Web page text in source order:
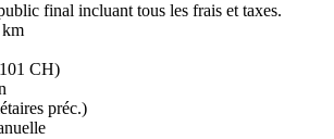
final incluant tous les frais et taxes.
km
CH)
préc.)